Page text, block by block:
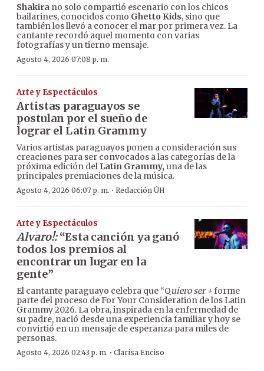
Shakira no solo compartió escenario con los chicos
bailarines, conocidos como Ghetto Kids, sino que
también los llevó a conocer el mar por primera vez. La
cantante recordó aquel momento con varias
fotografías y un tierno mensaje.
Agosto 4, 2026 07:08 p. m.
Arte y Espectáculos
Artistas paraguayos se
postulan por el sueño de
lograr el Latin Grammy
Varios artistas paraguayos ponen a consideración sus
creaciones para ser convocados a las categorías de la
próxima edición del Latin Grammy, una de las
principales premiaciones de la música.
Agosto 4, 2026 06:07 p. m. · Redacción ÚH
Arte y Espectáculos
Alvaro!:“Esta canción ya ganó
todos los premios al
encontrar un lugar en la
gente”
El cantante paraguayo celebra que “Quiero ser +forme
parte del proceso de For Your Consideration de los Latin
Grammy 2026. La obra, inspirada en la enfermedad de
su padre, nació desde una experiencia familiar y hoy se
convirtió en un mensaje de esperanza para miles de
personas.
Agosto 4, 2026 02:43 p. m. · Clarisa Enciso